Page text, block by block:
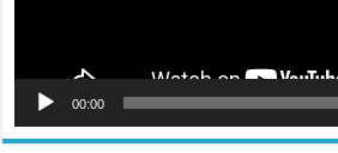
00:00